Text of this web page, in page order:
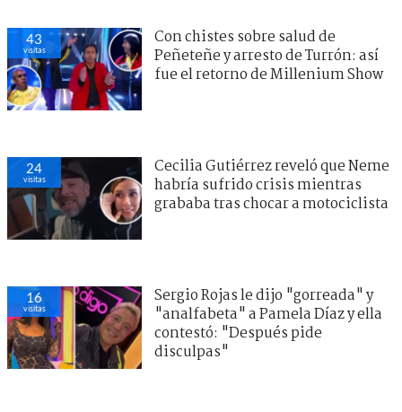
43
visitas
Con chistes sobre salud de
Peñeteñe y arresto de Turrón: así
fue el retorno de Millenium Show
24
visitas
Cecilia Gutiérrez reveló que Neme
habría sufrido crisis mientras
grababa tras chocar a motociclista
16
visitas
Sergio Rojas le dijo "gorreada" y
"analfabeta" a Pamela Díaz y ella
contestó: "Después pide
disculpas"